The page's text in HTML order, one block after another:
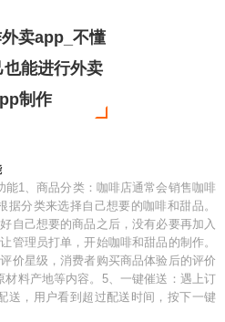
卖app_不懂
也能进行外卖
制作
1、商品分类：咖啡店通常会销售咖啡
分类来选择自己想要的咖啡和甜品。
自己想要的商品之后，没有必要再加入
管理员打单，开始咖啡和甜品的制作。
价星级，消费者购买商品体验后的评价
料产地等内容。5、一键催送：遇上订
送，用户看到超过配送时间，按下一键